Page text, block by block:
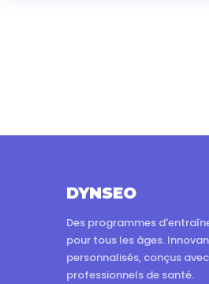
DYNSEO
Des programmes
pour tous les âges.
personnalisés, conçus
professionnels de santé.